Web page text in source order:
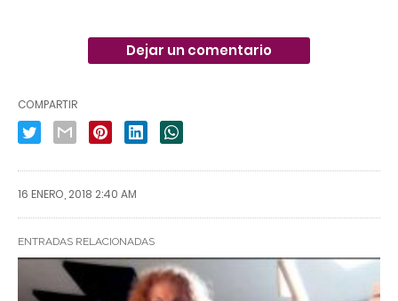
Dejar un comentario
COMPARTIR
16 ENERO, 2018 2:40 AM
ENTRADAS RELACIONADAS